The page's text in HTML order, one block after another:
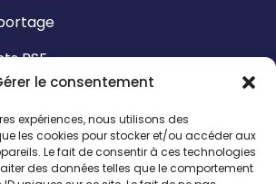
le consentement
expériences, nous utilisons des
les cookies pour stocker et/ou accéder aux
Le fait de consentir à ces technologies
des données telles que le comportement
RSE
de formation
de notre certification